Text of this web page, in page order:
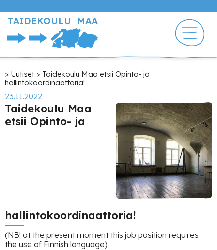
pääsisältöön
TAIDEKOULU MAA
Murupolku
Uutiset
Taidekoulu Maa etsii Opinto- ja
hallintokoordinaattoria!
23.11.2022
Taidekoulu Maa
etsii Opinto- ja
hallintokoordinaattoria!
(NB! at the present moment this job position requires
the use of Finnish language)